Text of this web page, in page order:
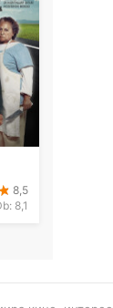
8,5
8,1